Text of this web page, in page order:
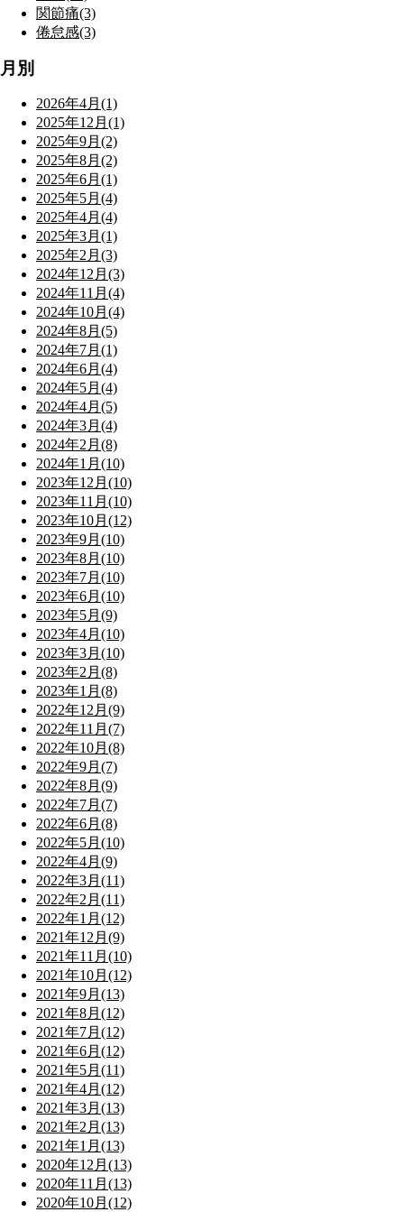
関節痛(3)
倦怠感(3)
月別
2026年4月(1)
2025年12月(1)
2025年9月(2)
2025年8月(2)
2025年6月(1)
2025年5月(4)
2025年4月(4)
2025年3月(1)
2025年2月(3)
2024年12月(3)
2024年11月(4)
2024年10月(4)
2024年8月(5)
2024年7月(1)
2024年6月(4)
2024年5月(4)
2024年4月(5)
2024年3月(4)
2024年2月(8)
2024年1月(10)
2023年12月(10)
2023年11月(10)
2023年10月(12)
2023年9月(10)
2023年8月(10)
2023年7月(10)
2023年6月(10)
2023年5月(9)
2023年4月(10)
2023年3月(10)
2023年2月(8)
2023年1月(8)
2022年12月(9)
2022年11月(7)
2022年10月(8)
2022年9月(7)
2022年8月(9)
2022年7月(7)
2022年6月(8)
2022年5月(10)
2022年4月(9)
2022年3月(11)
2022年2月(11)
2022年1月(12)
2021年12月(9)
2021年11月(10)
2021年10月(12)
2021年9月(13)
2021年8月(12)
2021年7月(12)
2021年6月(12)
2021年5月(11)
2021年4月(12)
2021年3月(13)
2021年2月(13)
2021年1月(13)
2020年12月(13)
2020年11月(13)
2020年10月(12)